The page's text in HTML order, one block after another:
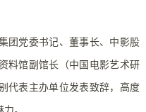
团党委书记、董事长、中影股
料馆副馆长（中国电影艺术研
代表主办单位发表致辞，高度